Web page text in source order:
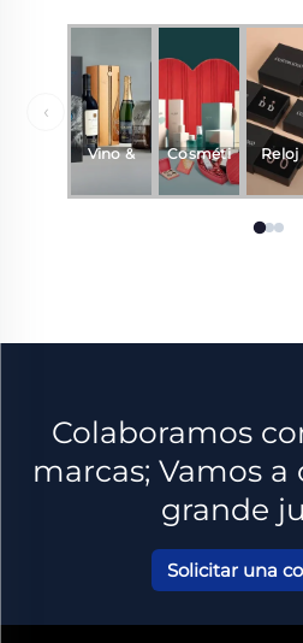
‹
Vino &
Bebidas
Cosméti
cos
Reloj
Colaboramos
marcas; Vamos
grande
Solicitar una